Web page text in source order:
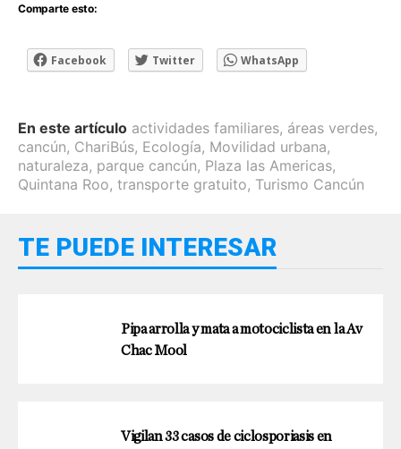
Comparte esto:
Facebook Twitter WhatsApp
En este artículo actividades familiares, áreas verdes,
cancún, ChariBús, Ecología, Movilidad urbana,
naturaleza, parque cancún, Plaza las Americas,
Quintana Roo, transporte gratuito, Turismo Cancún
TE PUEDE INTERESAR
Pipa arrolla y mata a motociclista en la Av
Chac Mool
Vigilan 33 casos de ciclosporiasis en